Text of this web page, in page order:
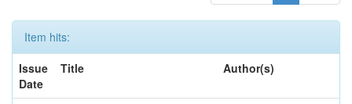
Item hits:
Issue
Date
Title Author(s)